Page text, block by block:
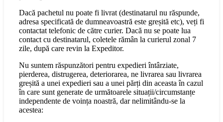
Dacă pachetul nu poate fi livrat (destinatarul nu răspunde,
adresa specificată de dumneavoastră este greșită etc), veți fi
contactat telefonic de către curier. Dacă nu se poate lua
contact cu destinatarul, coletele rămân la curierul zonal 7
zile, după care revin la Expeditor.
Nu suntem răspunzători pentru expedieri întârziate,
pierderea, distrugerea, deteriorarea, ne livrarea sau livrarea
greșită a unei expedieri sau a unei părți din aceasta în cazul
în care sunt generate de următoarele situații/circumstanțe
independente de voința noastră, dar nelimitându-se la
acestea: